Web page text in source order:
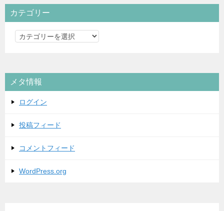
カテゴリー
カ
リ
ー
メタ情報
ログイン
投稿フィード
コメントフィード
WordPress.org